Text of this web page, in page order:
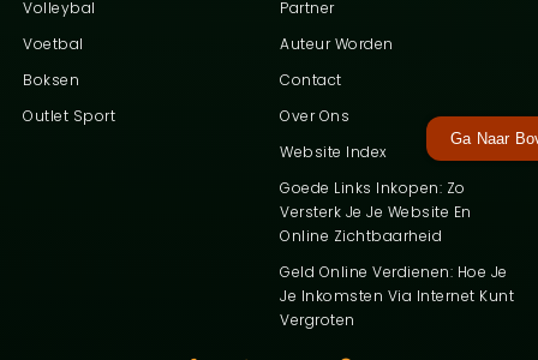
Ga Naar
Partner
Auteur Worden
Contact
Over Ons
Website Index
Goede Links Inkopen: Zo
Versterk Je Je Website En
Online Zichtbaarheid
Geld Online Verdienen: Hoe Je
Je Inkomsten Via Internet Kunt
Vergroten
Volleybal
Voetbal
Boksen
Outlet Sport